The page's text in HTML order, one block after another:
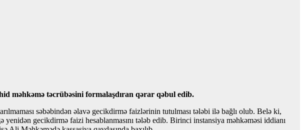
məhkəmə təcrübəsini formalaşdıran qərar qəbul edib.
səbəbindən əlavə gecikdirmə faizlərinin tutulması tələbi ilə bağlı olub. Belə ki,
gecikdirmə faizi hesablanmasını tələb edib. Birinci instansiya məhkəməsi iddianı